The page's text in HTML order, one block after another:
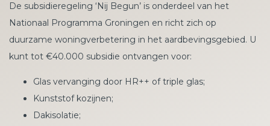
De subsidieregeling ‘Nij Begun’ is onderdeel van het
Nationaal Programma Groningen en richt zich op
duurzame woningverbetering in het aardbevingsgebied. U
kunt tot €40.000 subsidie ontvangen voor:
Glas vervanging door HR++ of triple glas;
Kunststof kozijnen;
Dakisolatie;